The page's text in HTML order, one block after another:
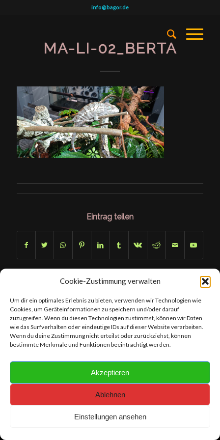
Cookie-Zustimmung verwalten
Um dir ein optimales Erlebnis zu bieten, verwenden wir Technologien wie
Cookies, um Geräteinformationen zu speichern und/oder darauf
zuzugreifen. Wenn du diesen Technologien zustimmst, können wir Daten
wie das Surfverhalten oder eindeutige IDs auf dieser Website verarbeiten.
Wenn du deine Zustimmung nicht erteilst oder zurückziehst, können
bestimmte Merkmale und Funktionen beeinträchtigt werden.
Akzeptieren
Ablehnen
Einstellungen ansehen
info@bagor.de
MA-LI-02_BERTA
Eintrag teilen
Content- Copyright © 2019 - 2026 chameleonhobby.bagor.de I Webdesign-
Copyright © 2019 - 2026 bagor artproduction I Foto- License Rights and
Foto- Copyright © FOTO BAGOR